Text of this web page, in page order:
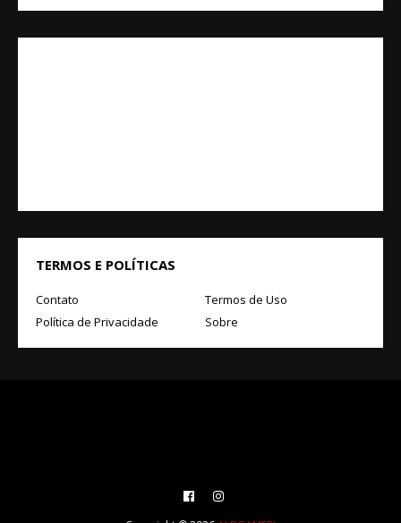
TERMOS E POLÍTICAS
Contato
Termos de Uso
Política de Privacidade
Sobre